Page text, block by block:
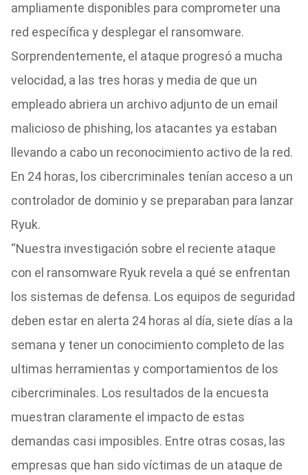
ampliamente disponibles para comprometer una
red específica y desplegar el ransomware.
Sorprendentemente, el ataque progresó a mucha
velocidad, a las tres horas y media de que un
empleado abriera un archivo adjunto de un email
malicioso de phishing, los atacantes ya estaban
llevando a cabo un reconocimiento activo de la red.
En 24 horas, los cibercriminales tenían acceso a un
controlador de dominio y se preparaban para lanzar
Ryuk.
“Nuestra investigación sobre el reciente ataque
con el ransomware Ryuk revela a qué se enfrentan
los sistemas de defensa. Los equipos de seguridad
deben estar en alerta 24 horas al día, siete días a la
semana y tener un conocimiento completo de las
ultimas herramientas y comportamientos de los
cibercriminales. Los resultados de la encuesta
muestran claramente el impacto de estas
demandas casi imposibles. Entre otras cosas, las
empresas que han sido víctimas de un ataque de